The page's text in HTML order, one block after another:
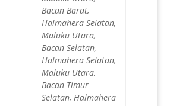
Bacan Barat,
Halmahera Selatan,
Maluku Utara,
Bacan Selatan,
Halmahera Selatan,
Maluku Utara,
Bacan Timur
Selatan, Halmahera